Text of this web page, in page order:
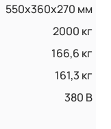
550x360x270 мм
2000 кг
166,6 кг
161,3 кг
380 В